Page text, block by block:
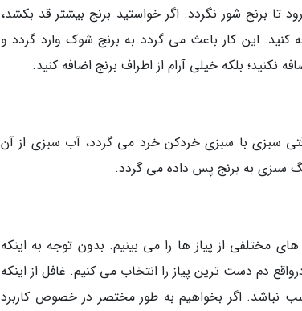
برنج شور نگردد. اگر خواستید برنج بیشتر قد بکشد،
این کار باعث می گردد به برنج شوک وارد گردد و
بلکه خیلی آرام از اطراف برنج اضافه کنید.
سبزی با سبزی خردکن خرد می گردد، آب سبزی از آن
سبزی به برنج پس داده می گردد.
مختلفی از پیاز ها را می بینیم. بدون توجه به اینکه
دم دست ترین پیاز را انتخاب می کنیم. غافل از اینکه
نباشد. اگر بخواهیم به طور مختصر در خصوص کاربرد